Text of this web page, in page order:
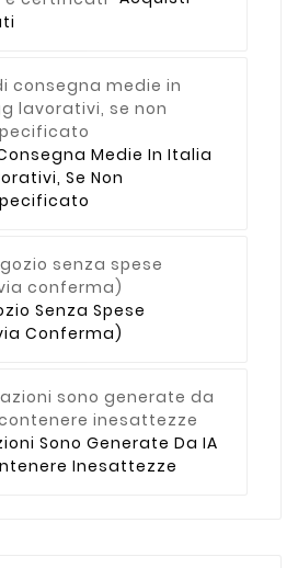
Medie In Italia
Se Non
Senza Spese
Conferma)
Sono Generate Da IA
Inesattezze